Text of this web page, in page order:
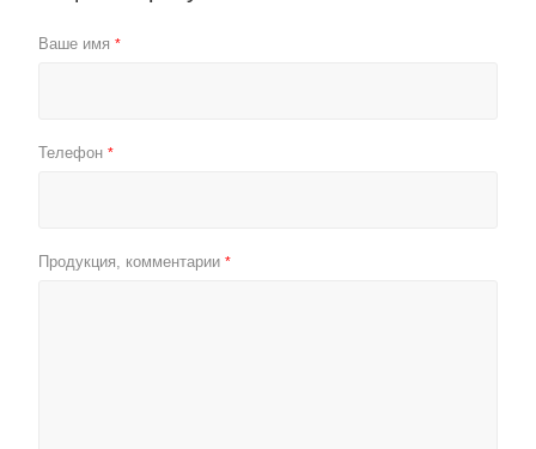
Ваше имя *
Телефон *
Продукция, комментарии *